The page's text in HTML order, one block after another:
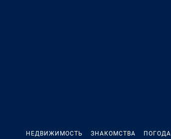
НЕДВИЖИМОСТЬ ЗНАКОМСТВА ПОГОДА